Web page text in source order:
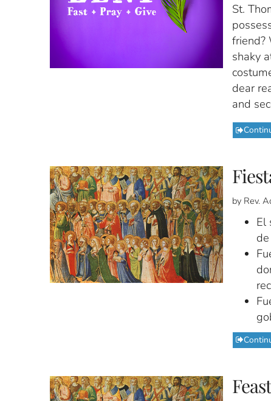
St.
friend?
shaky
dear
and
by Rev.
El